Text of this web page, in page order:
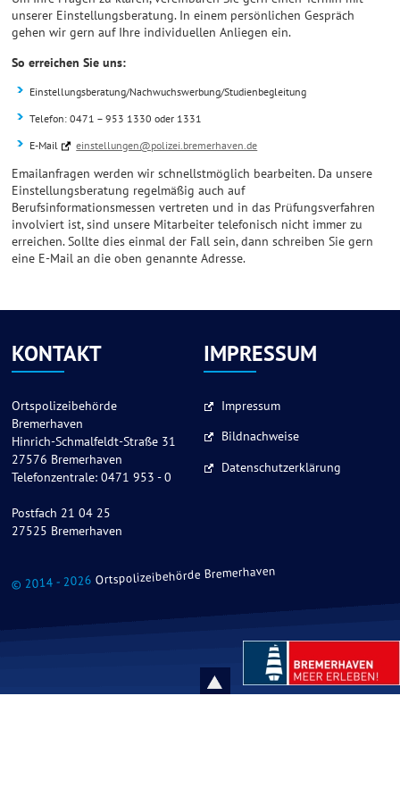
unserer Einstellungsberatung. In einem persönlichen Gespräch
gehen wir gern auf Ihre individuellen Anliegen ein.
So erreichen Sie uns:
Einstellungsberatung/Nachwuchswerbung/Studienbegleitung
Telefon: 0471 – 953 1330 oder 1331
E-Mail einstellungen@polizei.bremerhaven.de
Emailanfragen werden wir schnellstmöglich bearbeiten. Da unsere
Einstellungsberatung regelmäßig auch auf
Berufsinformationsmessen vertreten und in das Prüfungsverfahren
involviert ist, sind unsere Mitarbeiter telefonisch nicht immer zu
erreichen. Sollte dies einmal der Fall sein, dann schreiben Sie gern
eine E-Mail an die oben genannte Adresse.
KONTAKT
Ortspolizeibehörde
Bremerhaven
Hinrich-Schmalfeldt-Straße 31
27576 Bremerhaven
Telefonzentrale: 0471 953 - 0
Postfach 21 04 25
27525 Bremerhaven
IMPRESSUM
Impressum
Bildnachweise
Datenschutzerklärung
© 2014 - 2026 Ortspolizeibehörde Bremerhaven